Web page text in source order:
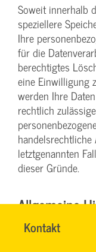
Kontakt
DENISE
Name*
Soweit innerhalb
speziellere
Ihre
für die
berechtigtes
eine Einwilligung
werden Ihre
rechtlich
letztgenannten
dieser Gründe.
Allgemeine